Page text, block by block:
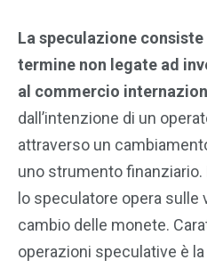
La speculazione
termine non legate ad
al commercio
dall’intenzione di un
attraverso un
uno strumento
lo speculatore opera sulle
cambio delle monete.
operazioni speculative è